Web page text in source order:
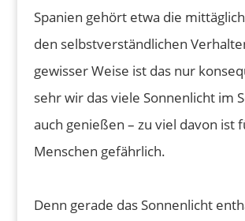
Spanien gehört etwa die
den selbstverständlichen
gewisser Weise ist das nur
sehr wir das viele Sonnenlicht im
auch genießen – zu viel davon ist
Menschen gefährlich.
Denn gerade das Sonnenlicht